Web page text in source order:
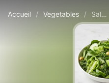
Accueil / Vegetables / Salade verte